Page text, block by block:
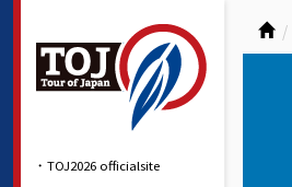
・TOJ2026 officialsite